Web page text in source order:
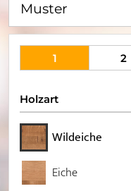
Muster
1 2
Holzart
Wildeiche
Eiche